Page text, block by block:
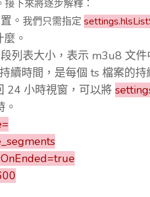
下來將逐步解釋：
。 我們只需指定
。
列表大小，表示 m3u8 文件
續時間，是每個 ts 檔案的持
24 小時視窗，可以將